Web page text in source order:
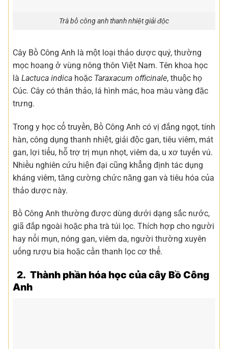
Trà bồ công anh thanh nhiệt giải độc
Cây Bồ Công Anh là một loại thảo dược quý, thường
mọc hoang ở vùng nông thôn Việt Nam. Tên khoa học
là Lactuca indica hoặc Taraxacum officinale, thuộc họ
Cúc. Cây có thân thảo, lá hình mác, hoa màu vàng đặc
trưng.
Trong y học cổ truyền, Bồ Công Anh có vị đắng ngọt, tính
hàn, công dụng thanh nhiệt, giải độc gan, tiêu viêm, mát
gan, lợi tiểu, hỗ trợ trị mụn nhọt, viêm da, u xơ tuyến vú.
Nhiều nghiên cứu hiện đại cũng khẳng định tác dụng
kháng viêm, tăng cường chức năng gan và tiêu hóa của
thảo dược này.
Bồ Công Anh thường được dùng dưới dạng sắc nước,
giã đắp ngoài hoặc pha trà túi lọc. Thích hợp cho người
hay nổi mụn, nóng gan, viêm da, người thường xuyên
uống rượu bia hoặc cần thanh lọc cơ thể.
2. Thành phần hóa học của cây Bồ Công
Anh